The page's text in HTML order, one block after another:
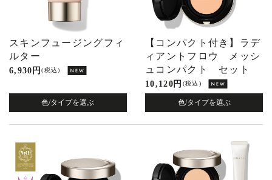
スキンフュージングフィ
ルター
(税込)
6,930 円
色/タイプを選ぶ
【コンパクト付き】ラデ
ィアントフロウ メッシ
ュコンパクト セット
(税込)
10,120 円
色/タイプを選ぶ